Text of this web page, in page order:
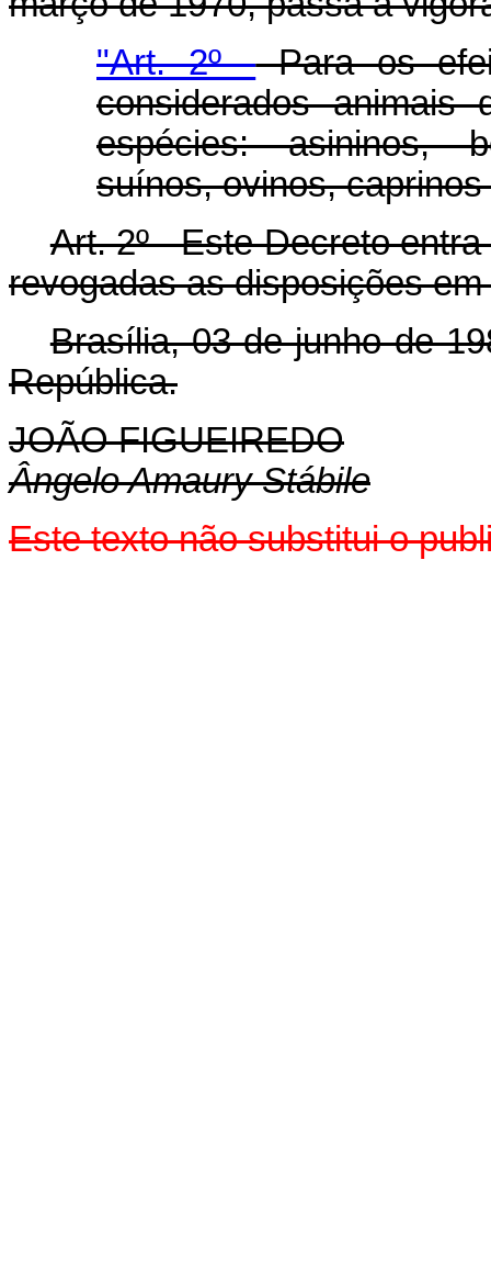
"Art. 2º -Para os
considerados animais
espécies: asininos,
suínos, ovinos,
Art. 2º - Este Decreto
revogadas as disposições
Brasília, 03 de junho de
República.
JOÃO FIGUEIREDO
Ângelo Amaury Stábile
Este texto não substitui o